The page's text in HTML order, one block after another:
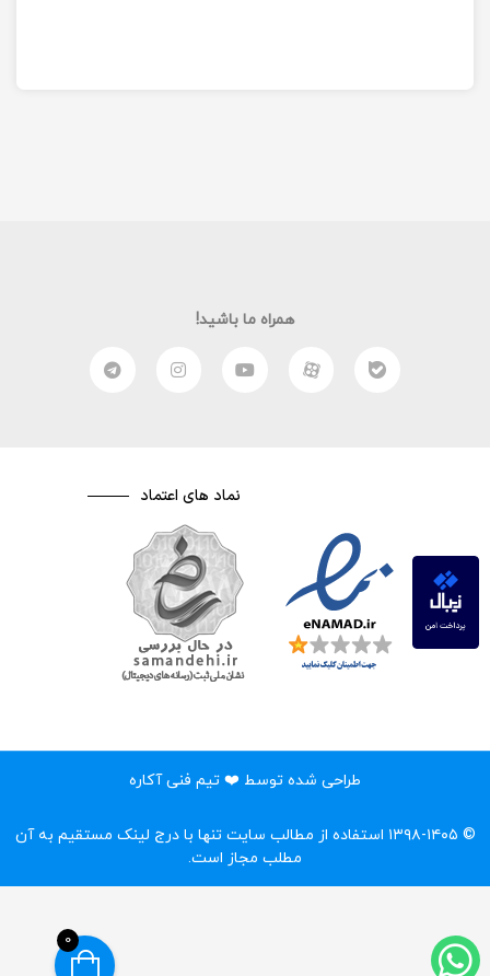
همراه ما باشید!
نماد های اعتماد
طراحی شده توسط ❤️ تیم فنی آکاره
© ۱۳۹۸-۱۴۰۵ استفاده از مطالب سایت تنها با درج لینک مستقیم به آن
مطلب مجاز است.‌
0